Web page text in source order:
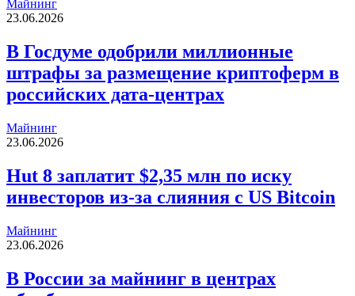
Майнинг
23.06.2026
В Госдуме одобрили миллионные
штрафы за размещение криптоферм в
российских дата-центрах
Майнинг
23.06.2026
Hut 8 заплатит $2,35 млн по иску
инвесторов из-за слияния с US Bitcoin
Майнинг
23.06.2026
В России за майнинг в центрах